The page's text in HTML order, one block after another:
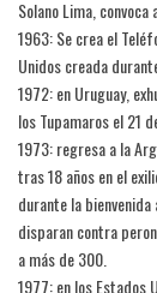
Solano Lima, convoca
1963: Se crea el
Unidos creada
1972: en Uruguay,
los Tupamaros el 21
1973: regresa a la
tras 18 años en el
durante la
disparan contra
a más de 300.
1977: en los Estados